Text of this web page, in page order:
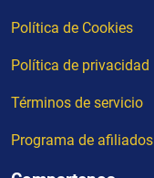
Política de Cookies
Política de privacidad
Términos de servicio
Programa de afiliados